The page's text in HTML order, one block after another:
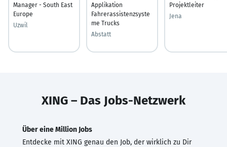
Manager - South East
Europe
Uzwil
Applikation
Fahrerassistenzsyste
me Trucks
Abstatt
Projektleiter
Jena
XING – Das Jobs-Netzwerk
Über eine Million Jobs
Entdecke mit XING genau den Job, der wirklich zu Dir